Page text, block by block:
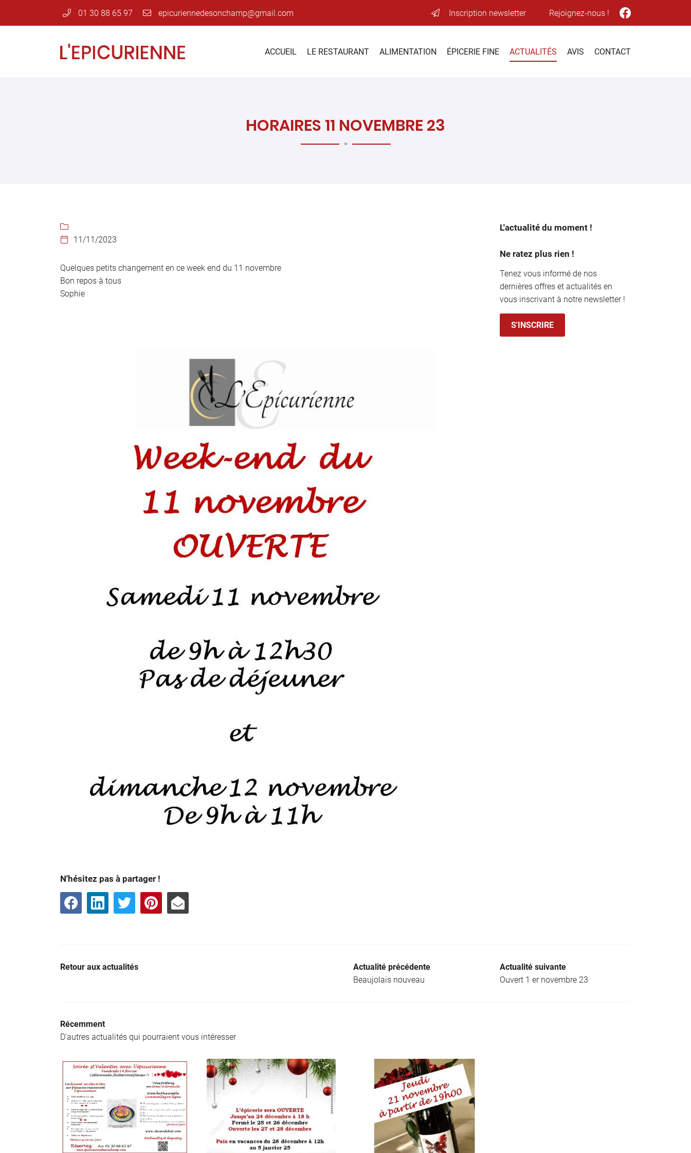
01 30 88 65 97 Inscription newsletter Rejoignez-nous !
ACCUEIL LE RESTAURANT ALIMENTATION ÉPICERIE FINE ACTUALITÉS AVIS CONTACT
Rue André Thome
l'adresse email indiqué ci-dessus. Vous pouvez vous désinscrire à tout moment en
le formulaire de désinscription
INSCRIPTION
HORAIRES 11 NOVEMBRE 23


11/11/2023
Quelques petits changement en ce week end du 11 novembre
Bon repos à tous
Sophie
N'hésitez pas à partager !
L'actualité du moment !
Ne ratez plus rien !
Tenez vous informé de nos
dernières offres et actualités en
vous inscrivant à notre newsletter !
S'INSCRIRE
Retour aux actualités
Actualité précédente
Beaujolais nouveau
Actualité suivante
Ouvert 1 er novembre 23
Récemment
D'autres actualités qui pourraient vous intéresser